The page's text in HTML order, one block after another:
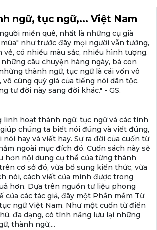
ngữ, tục ngữ,... Việt Nam
miền quê, nhất là những cụ già
như trước đây mọi người vẫn tưởng,
vẻ, có nhiều màu sắc, nhiều hình tượng.
câu chuyện hàng ngày, bà con
thành ngữ, tục ngữ là cái vốn vô
cùng quý giá của tiếng nói dân tộc,
tư đời này sang đời khác." - GS.
linh hoạt thành ngữ, tục ngữ và các tình
chúng ta biết nói đúng và viết đúng,
hay và viết hay. Sự ra đời của cuốn từ
ngoài mục đích đó. Cuốn sách này sẽ
hơn nội dung cụ thể của từng thành
cơ sở đó, vừa bổ sung kiến thức, vừa
nói, cách viết của mình được trong
hơn. Dựa trên nguồn tư liệu phong
các tác giả, đây một Phần mềm Từ
ngữ Việt Nam. Như một cuốn từ điển
đa dạng, có tính năng lưu lại những
thành ngữ,...